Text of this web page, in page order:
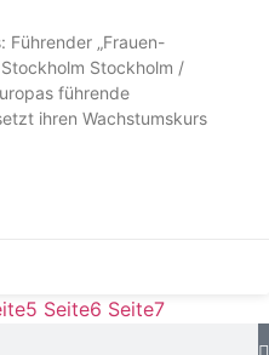
Führender „Frauen-
Stockholm /
führende
ihren Wachstumskurs
5 Seite6 Seite7